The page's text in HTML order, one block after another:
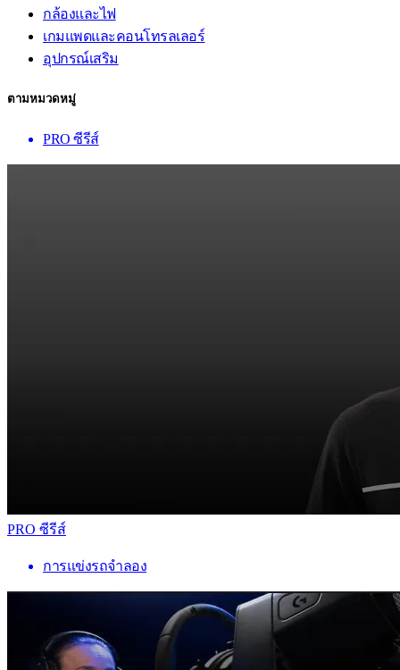
กล้องและไฟ
เกมแพดและคอนโทรลเลอร์
อุปกรณ์เสริม
ตามหมวดหมู่
PRO ซีรีส์
PRO ซีรีส์
การแข่งรถจำลอง